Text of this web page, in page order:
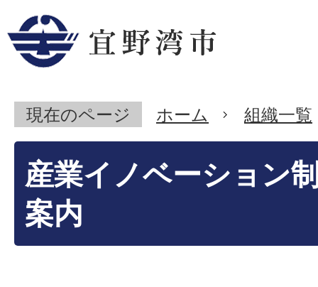
現在のページ ホーム 組織一覧
産業イノベーション
案内